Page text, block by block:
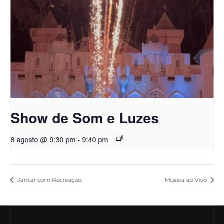
Show de Som e Luzes
8 agosto @ 9:30 pm - 9:40 pm
Jantar com Recreação Música ao Vivo